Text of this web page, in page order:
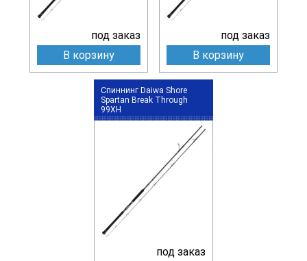
под заказ
В корзину
под заказ
В корзину
Спиннинг Daiwa Shore
Spartan Break Through
99XH
под заказ